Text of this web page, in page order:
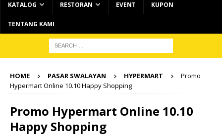
KATALOG RESTORAN EVENT KUPON
TENTANG KAMI
HOME PASAR SWALAYAN HYPERMART
Promo
Hypermart Online 10.10 Happy Shopping
Promo Hypermart Online 10.10
Happy Shopping